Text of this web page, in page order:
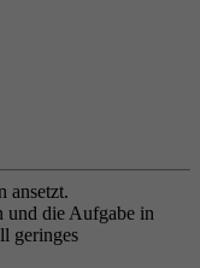
ansetzt.
und die Aufgabe in
geringes